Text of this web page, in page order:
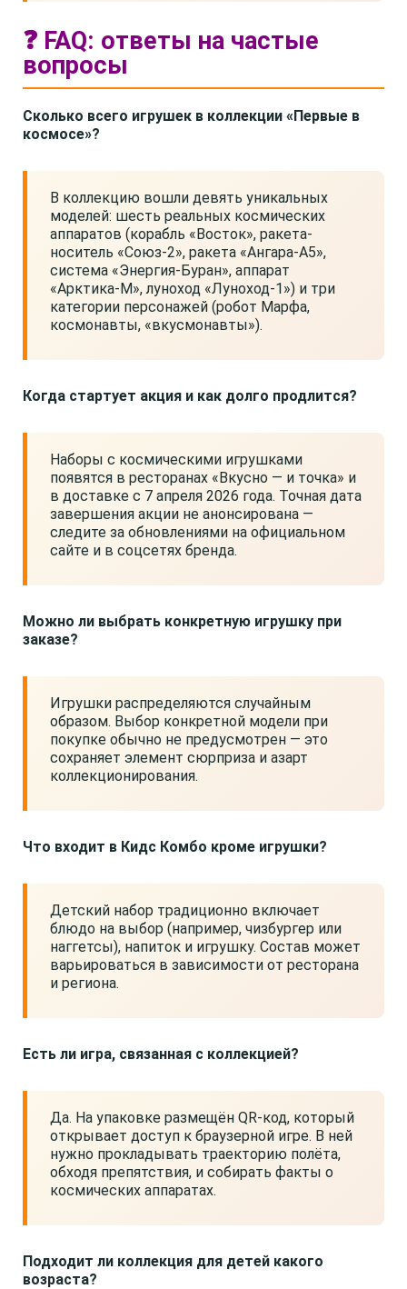
❓ FAQ: ответы на частые
вопросы
Сколько всего игрушек в коллекции «Первые в
космосе»?
В коллекцию вошли девять уникальных
моделей: шесть реальных космических
аппаратов (корабль «Восток», ракета-
носитель «Союз-2», ракета «Ангара-А5»,
система «Энергия-Буран», аппарат
«Арктика-М», луноход «Луноход-1») и три
категории персонажей (робот Марфа,
космонавты, «вкусмонавты»).
Когда стартует акция и как долго продлится?
Наборы с космическими игрушками
появятся в ресторанах «Вкусно — и точка» и
в доставке с 7 апреля 2026 года. Точная дата
завершения акции не анонсирована —
следите за обновлениями на официальном
сайте и в соцсетях бренда.
Можно ли выбрать конкретную игрушку при
заказе?
Игрушки распределяются случайным
образом. Выбор конкретной модели при
покупке обычно не предусмотрен — это
сохраняет элемент сюрприза и азарт
коллекционирования.
Что входит в Кидс Комбо кроме игрушки?
Детский набор традиционно включает
блюдо на выбор (например, чизбургер или
наггетсы), напиток и игрушку. Состав может
варьироваться в зависимости от ресторана
и региона.
Есть ли игра, связанная с коллекцией?
Да. На упаковке размещён QR-код, который
открывает доступ к браузерной игре. В ней
нужно прокладывать траекторию полёта,
обходя препятствия, и собирать факты о
космических аппаратах.
Подходит ли коллекция для детей какого
возраста?